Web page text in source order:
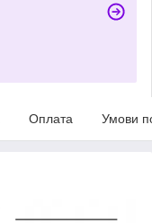
Оплата Умови